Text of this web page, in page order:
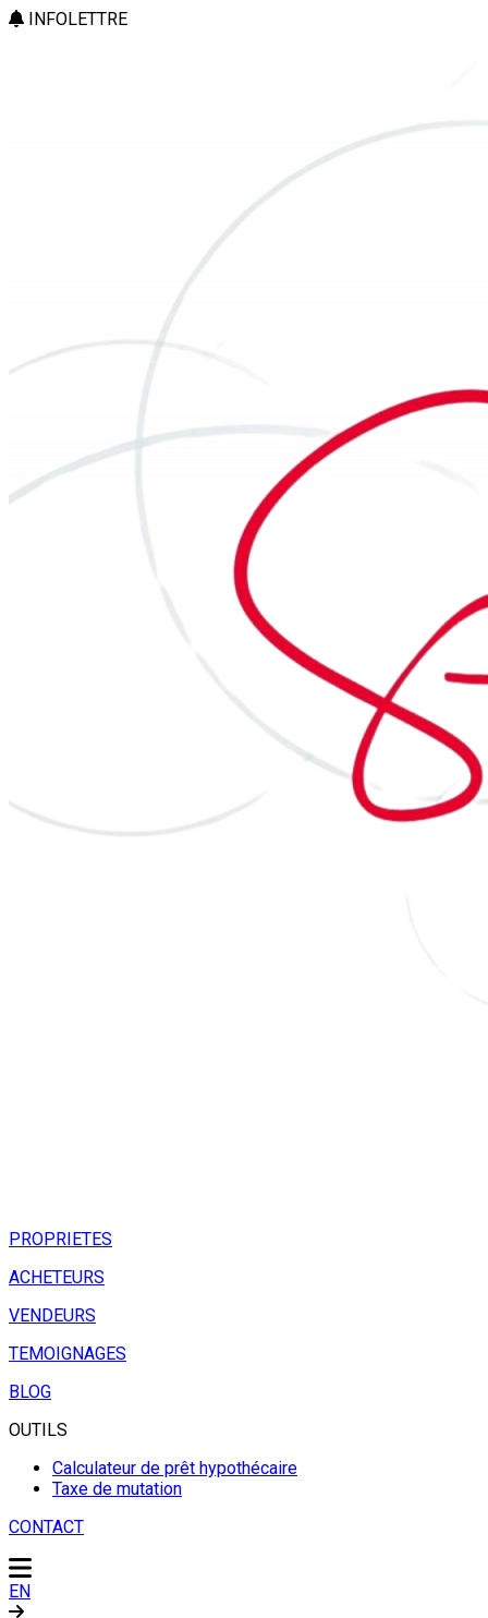
INFOLETTRE
PROPRIETES
ACHETEURS
VENDEURS
TEMOIGNAGES
BLOG
OUTILS
Calculateur de prêt hypothécaire
Taxe de mutation
CONTACT
EN